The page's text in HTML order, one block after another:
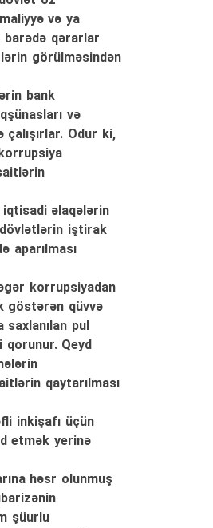
və ya
barədə qərarlar
görülməsindən
bank
və
Odur ki,
iqtisadi əlaqələrin
iştirak
aparılması
korrupsiyadan
göstərən qüvvə
pul
Qeyd
qaytarılması
inkişafı üçün
etmək yerinə
həsr olunmuş
şüurlu